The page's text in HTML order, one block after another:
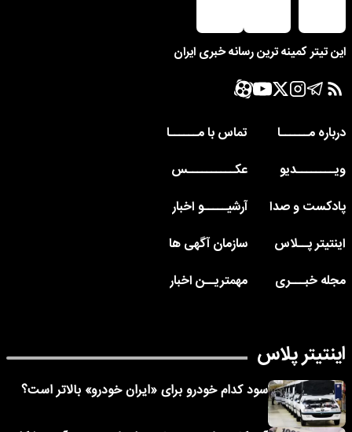
این تیتر کمینه ترین رسانه خبری ایران
درباره مــــــا
تماس با مــــــا
ویــــــــدیو
عکــــــــــس
پادکست و صدا
آرشیـــــو اخبار
اینتیتر پــلاس
سازمان آگهی ها
مجله خبـــری
مهمتریــن اخبار
اینتیتر پلاس
سود کدام خودرو برای «ایران خودرو» بالاتر است؟